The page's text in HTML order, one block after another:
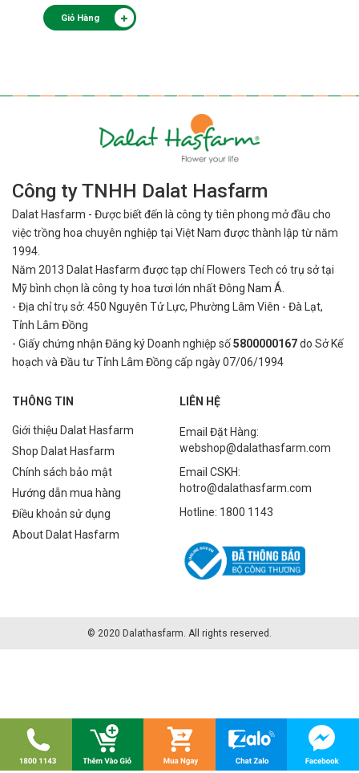
Giỏ Hàng
Công ty TNHH Dalat Hasfarm
Dalat Hasfarm - Được biết đến là công ty tiên phong mở đầu cho
việctrồng hoa chuyên nghiệp tại Việt Nam được thành lập từ năm
1994.
Năm 2013 Dalat Hasfarm được tạp chí Flowers Tech có trụ sở tại
Mỹ bình chọn là công ty hoa tươi lớn nhất Đông Nam Á.
- Địa chỉ trụ sở: 450 Nguyên Tử Lực, Phường Lâm Viên - Đà Lạt,
Tỉnh Lâm Đồng
- Giấy chứng nhận Đăng ký Doanh nghiệp số5800000167do Sở Kế
hoạch và Đầu tư Tỉnh Lâm Đồng cấp ngày 07/06/1994
THÔNG TIN
Giới thiệu Dalat Hasfarm
Shop Dalat Hasfarm
Chính sách bảo mật
Hướng dẫn mua hàng
Điều khoản sử dụng
About Dalat Hasfarm
LIÊN HỆ
Email Đặt Hàng:
webshop@dalathasfarm.com
Email CSKH:
hotro@dalathasfarm.com
Hotline: 1800 1143
© 2020 Dalathasfarm. All rights reserved.